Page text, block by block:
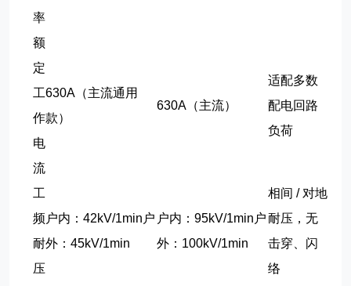
率
额
定
工
作
电
流
630A（主流通用
款）
630A（主流）
适配多数
配电回路
负荷
工
频
耐
压
户内：42kV/1min户
外：45kV/1min
户内：95kV/1min户
外：100kV/1min
相间 / 对地
耐压，无
击穿、闪
络